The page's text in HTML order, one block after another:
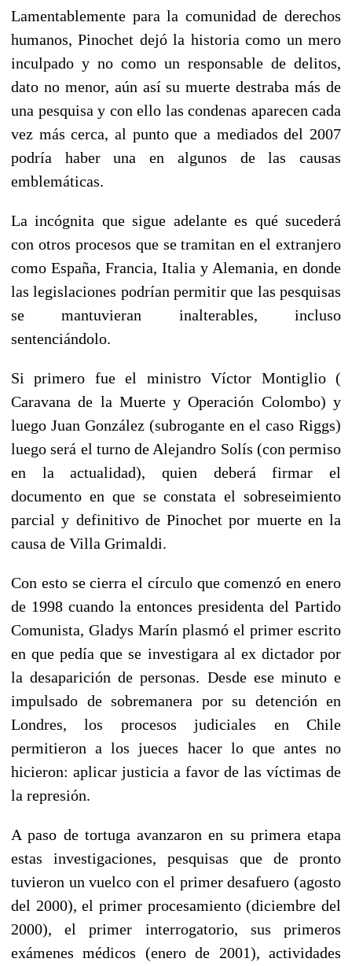
Lamentablemente para la comunidad de derechos
humanos, Pinochet dejó la historia como un mero
inculpado y no como un responsable de delitos,
dato no menor, aún así su muerte destraba más de
una pesquisa y con ello las condenas aparecen cada
vez más cerca, al punto que a mediados del 2007
podría haber una en algunos de las causas
emblemáticas.
La incógnita que sigue adelante es qué sucederá
con otros procesos que se tramitan en el extranjero
como España, Francia, Italia y Alemania, en donde
las legislaciones podrían permitir que las pesquisas
se mantuvieran inalterables, incluso
sentenciándolo.
Si primero fue el ministro Víctor Montiglio (
Caravana de la Muerte y Operación Colombo) y
luego Juan González (subrogante en el caso Riggs)
luego será el turno de Alejandro Solís (con permiso
en la actualidad), quien deberá firmar el
documento en que se constata el sobreseimiento
parcial y definitivo de Pinochet por muerte en la
causa de Villa Grimaldi.
Con esto se cierra el círculo que comenzó en enero
de 1998 cuando la entonces presidenta del Partido
Comunista, Gladys Marín plasmó el primer escrito
en que pedía que se investigara al ex dictador por
la desaparición de personas. Desde ese minuto e
impulsado de sobremanera por su detención en
Londres, los procesos judiciales en Chile
permitieron a los jueces hacer lo que antes no
hicieron: aplicar justicia a favor de las víctimas de
la represión.
A paso de tortuga avanzaron en su primera etapa
estas investigaciones, pesquisas que de pronto
tuvieron un vuelco con el primer desafuero (agosto
del 2000), el primer procesamiento (diciembre del
2000), el primer interrogatorio, sus primeros
exámenes médicos (enero de 2001), actividades